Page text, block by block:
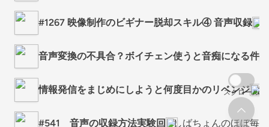
#1267 映像制作のビギナー脱却スキル④ 音声収録
音声変換の不具合？ボイチェン使うと音痴になる件
情報発信をまじめにしようと何度目かのリベンジ お
#541 音声の収録方法実験回 しばちょんのほぼ毎
スクロール